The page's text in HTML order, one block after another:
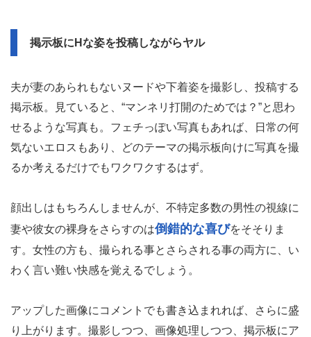
掲示板にHな姿を投稿しながらヤル
夫が妻のあられもないヌードや下着姿を撮影し、投稿する
掲示板。見ていると、“マンネリ打開のためでは？”と思わ
せるような写真も。フェチっぽい写真もあれば、日常の何
気ないエロスもあり、どのテーマの掲示板向けに写真を撮
るか考えるだけでもワクワクするはず。
顔出しはもちろんしませんが、不特定多数の男性の視線に
妻や彼女の裸身をさらすのは倒錯的な喜びをそそりま
す。女性の方も、撮られる事とさらされる事の両方に、い
わく言い難い快感を覚えるでしょう。
アップした画像にコメントでも書き込まれれば、さらに盛
り上がります。撮影しつつ、画像処理しつつ、掲示板にア